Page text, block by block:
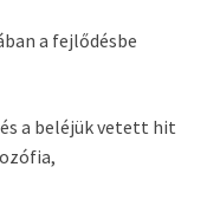
a fejlődésbe
a beléjük vetett hit